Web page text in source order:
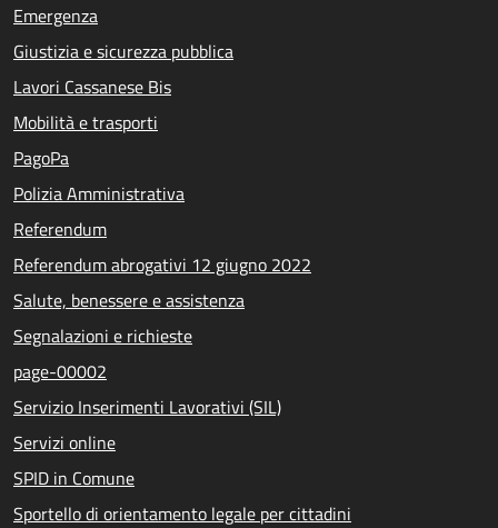
Emergenza
Giustizia e sicurezza pubblica
Lavori Cassanese Bis
Mobilità e trasporti
PagoPa
Polizia Amministrativa
Referendum
Referendum abrogativi 12 giugno 2022
Salute, benessere e assistenza
Segnalazioni e richieste
page-00002
Servizio Inserimenti Lavorativi (SIL)
Servizi online
SPID in Comune
Sportello di orientamento legale per cittadini